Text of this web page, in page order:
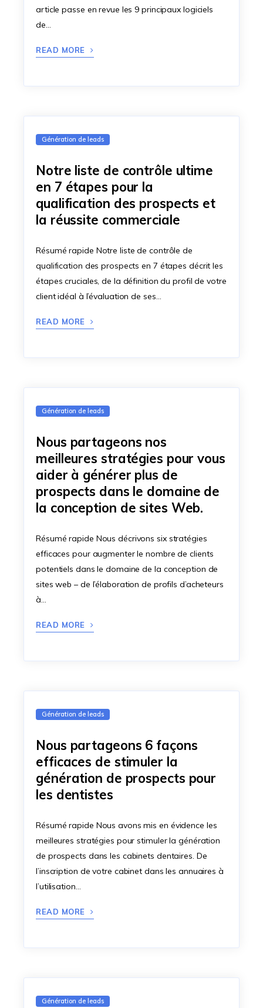
article passe en revue les 9 principaux logiciels
de…
READ MORE
Génération de leads
Notre liste de contrôle ultime
en 7 étapes pour la
qualification des prospects et
la réussite commerciale
Résumé rapide Notre liste de contrôle de
qualification des prospects en 7 étapes décrit les
étapes cruciales, de la définition du profil de votre
client idéal à l’évaluation de ses…
READ MORE
Génération de leads
Nous partageons nos
meilleures stratégies pour vous
aider à générer plus de
prospects dans le domaine de
la conception de sites Web.
Résumé rapide Nous décrivons six stratégies
efficaces pour augmenter le nombre de clients
potentiels dans le domaine de la conception de
sites web – de l’élaboration de profils d’acheteurs
à…
READ MORE
Génération de leads
Nous partageons 6 façons
efficaces de stimuler la
génération de prospects pour
les dentistes
Résumé rapide Nous avons mis en évidence les
meilleures stratégies pour stimuler la génération
de prospects dans les cabinets dentaires. De
l’inscription de votre cabinet dans les annuaires à
l’utilisation…
READ MORE
Génération de leads